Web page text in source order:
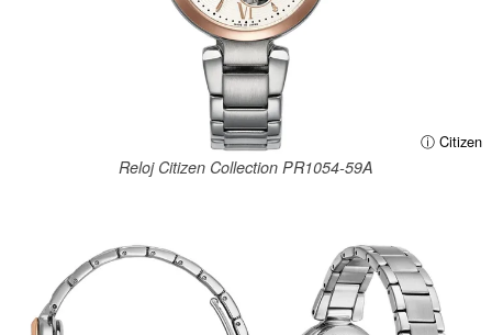
ⓘ Citizen
Reloj Citizen Collection PR1054-59A